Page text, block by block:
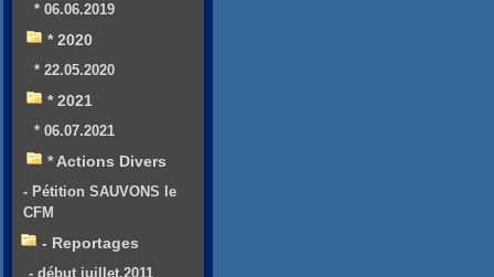
* 06.06.2019
* 2020
* 22.05.2020
* 2021
* 06.07.2021
* Actions Divers
- Pétition SAUVONS le
CFM
- Reportages
- début juillet.2011